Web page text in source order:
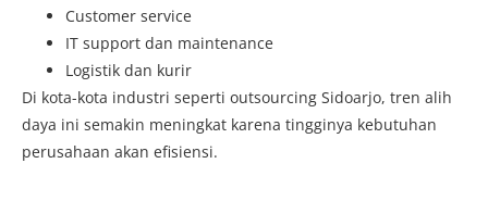
Customer service
IT support dan maintenance
Logistik dan kurir
Di kota-kota industri seperti outsourcing Sidoarjo, tren alih
daya ini semakin meningkat karena tingginya kebutuhan
perusahaan akan efisiensi.